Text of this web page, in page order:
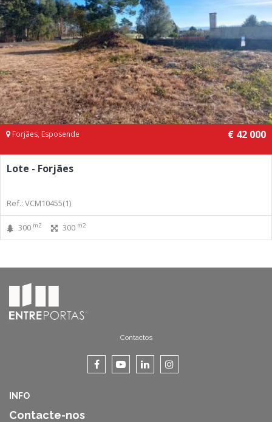
Forjães, Esposende € 42 000
Lote - Forjães
Ref.: VCM10455(1)
300 m2 300 m2
Contactos
INFO
Contacte-nos